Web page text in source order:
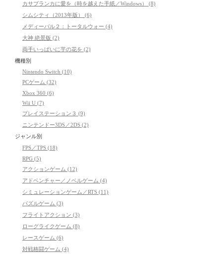
カサブランカに愛を（時を越えた手紙／Windows） (8)
シムシティ（2013年版） (6)
メディーバル２：トータルウォー (4)
大神 絶景版 (2)
両手いっぱいに芋の花を (2)
機種別
Nintendo Switch (10)
PCゲーム (32)
Xbox 360 (6)
Wii U (7)
プレイステーション３ (9)
ニンテンドー3DS／2DS (2)
ジャンル別
FPS／TPS (18)
RPG (5)
アクションゲーム (12)
アドベンチャー／ノベルゲーム (4)
シミュレーションゲーム／RTS (11)
パズルゲーム (3)
フライトアクション (3)
ローグライクゲーム (8)
レースゲーム (6)
対戦格闘ゲーム (4)